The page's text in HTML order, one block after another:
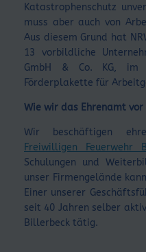
Katastrophenschutz
muss aber auch von
Aus diesem Grund hat
13 vorbildliche
GmbH & Co. KG, im
Förderplakette für
Wie wir das Ehrenamt
Wir beschäftigen
Freiwilligen Feuerwehr
Schulungen und
unser Firmengelände
Einer unserer
seit 40 Jahren selber
Billerbeck tätig.